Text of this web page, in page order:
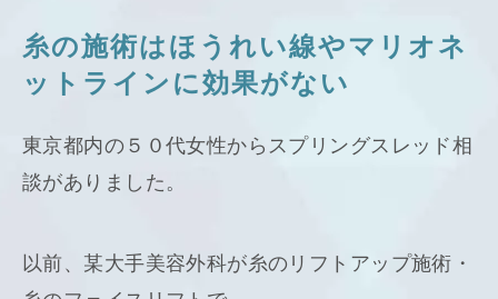
糸の施術はほうれい線やマリオネ
ットラインに効果がない
東京都内の５０代女性からスプリングスレッド相
談がありました。
以前、某大手美容外科が糸のリフトアップ施術・